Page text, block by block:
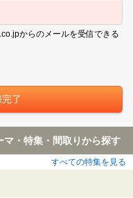
からのメールを受信できる
・特集・間取りから探す
すべての特集を見る